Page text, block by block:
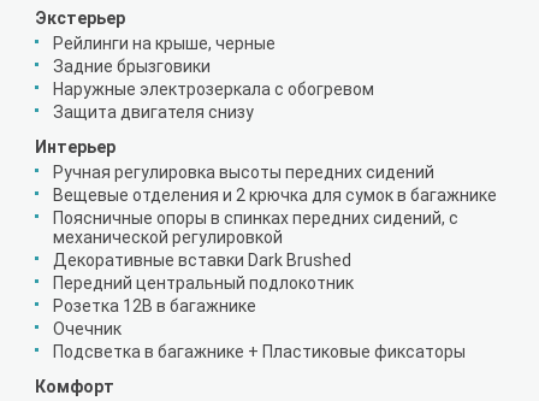
Экстерьер
Рейлинги на крыше, черные
Задние брызговики
Наружные электрозеркала с обогревом
Защита двигателя снизу
Интерьер
Ручная регулировка высоты передних сидений
Вещевые отделения и 2 крючка для сумок в багажнике
Поясничные опоры в спинках передних сидений, с
механической регулировкой
Декоративные вставки Dark Brushed
Передний центральный подлокотник
Розетка 12В в багажнике
Очечник
Подсветка в багажнике + Пластиковые фиксаторы
Комфорт